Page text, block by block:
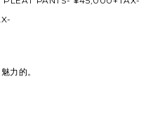
力的。